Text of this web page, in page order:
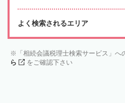
よく検索されるエリア
「相続会議税理士検索サービス」
ら
をご確認下さい